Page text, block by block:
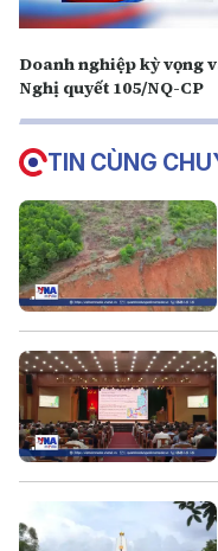
Doanh nghiệp kỳ vọng
Nghị quyết 105/NQ-CP
TIN CÙNG